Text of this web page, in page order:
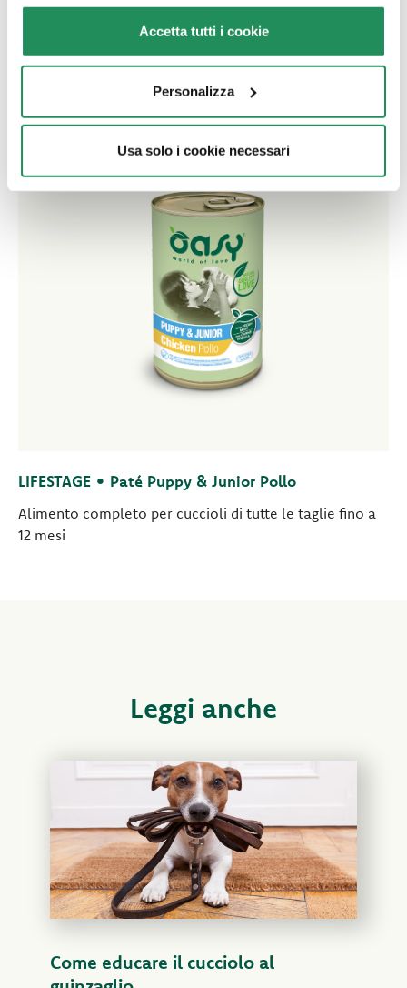
Accetta tutti i cookie
Personalizza
Usa solo i cookie necessari
Tacchino
12 mesi. Prodotto senza cereali
LIFESTAGE • Paté Puppy & Junior Pollo
Alimento completo per cuccioli di tutte le taglie fino a
12 mesi
Leggi anche
Come educare il cucciolo al